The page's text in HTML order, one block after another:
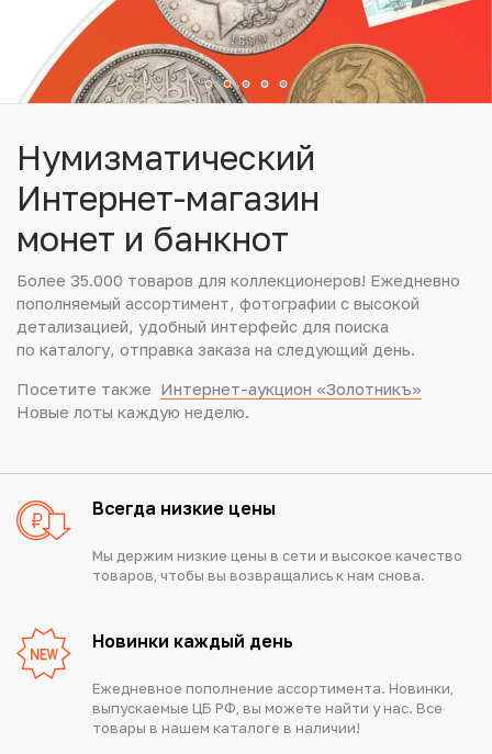
Юбилейные монеты Банка России (с 1999 года)
Памятные и инвестиционные монеты СССР и России
Неофициальные выпуски монет (Unusual)
Античные и средневековые монеты
Наборы монет
Инвестиционные монеты
Нумизматический
Интернет-магазин
монет и банкнот
Более 35.000 товаров для коллекционеров! Ежедневно
пополняемый ассортимент, фотографии с высокой
детализацией, удобный интерфейс для поиска
по каталогу, отправка заказа на следующий день.
Посетите также Интернет-аукцион «Золотникъ»
Новые лоты каждую неделю.
Всегда низкие цены
Мы держим низкие цены в сети и высокое качество
товаров, чтобы вы возвращались к нам снова.
Новинки каждый день
Ежедневное пополнение ассортимента. Новинки,
выпускаемые ЦБ РФ, вы можете найти у нас. Все
товары в нашем каталоге в наличии!